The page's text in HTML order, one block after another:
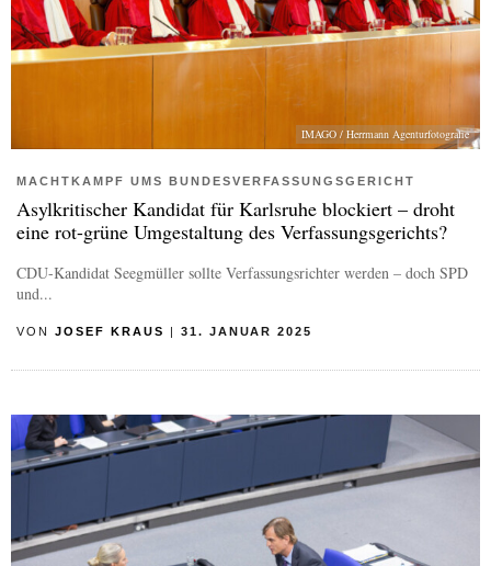
IMAGO / Herrmann Agenturfotografie
MACHTKAMPF UMS BUNDESVERFASSUNGSGERICHT
Asylkritischer Kandidat für Karlsruhe blockiert – droht
eine rot-grüne Umgestaltung des Verfassungsgerichts?
CDU-Kandidat Seegmüller sollte Verfassungsrichter werden – doch SPD
und...
VON JOSEF KRAUS 31. JANUAR 2025